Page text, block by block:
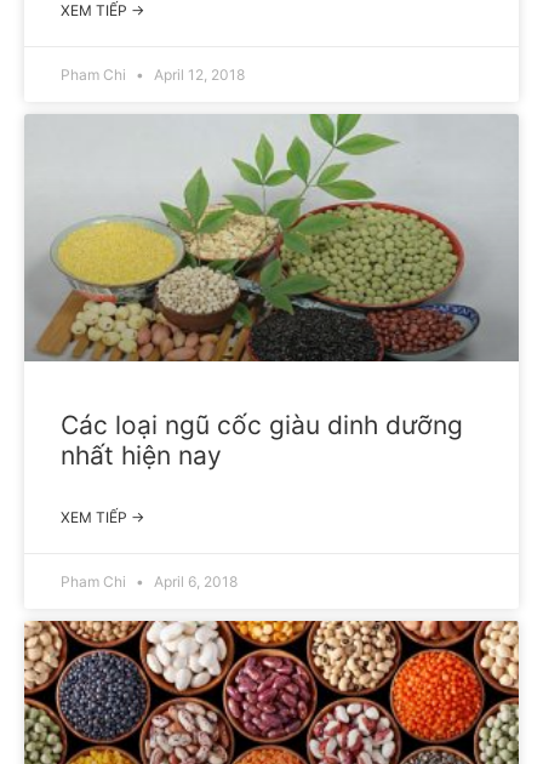
XEM TIẾP →
Pham Chi April 12, 2018
Các loại ngũ cốc giàu dinh dưỡng
nhất hiện nay
XEM TIẾP →
Pham Chi April 6, 2018